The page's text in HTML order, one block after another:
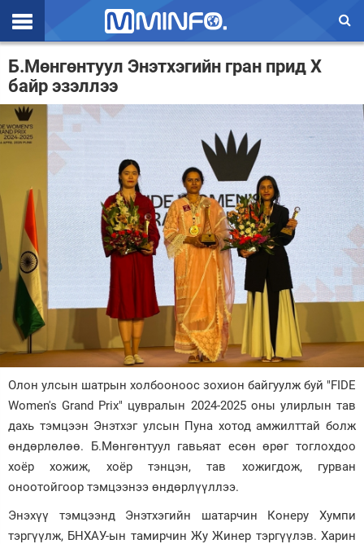
Эхлэл
Цаг агаар
Валют ханш
Улс төр
Эдийн засаг
Үзэл бодол
Спорт
Нийгэм
Дэлхий
Энтертайнмэнт
Зурхай
Б.Мөнгөнтуул Энэтхэгийн гран прид X
байр эзэллээ
Олон улсын шатрын холбооноос зохион байгуулж буй "FIDE
Women's Grand Prix" цувралын 2024-2025 оны улирлын тав
дахь тэмцээн Энэтхэг улсын Пуна хотод амжилттай болж
өндөрлөлөө. Б.Мөнгөнтуул гавьяат есөн өрөг тоглохдоо
хоёр хожиж, хоёр тэнцэн, тав хожигдож, гурван
оноотойгоор тэмцээнээ өндөрлүүллээ.
Энэхүү тэмцээнд Энэтхэгийн шатарчин Конеру Хумпи
тэргүүлж, БНХАУ-ын тамирчин Жу Жинер тэргүүлэв. Харин